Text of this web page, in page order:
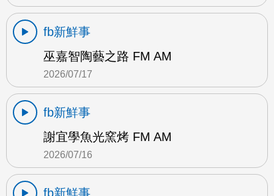
fb新鮮事
巫嘉智陶藝之路 FM AM
2026/07/17
fb新鮮事
謝宜學魚光窯烤 FM AM
2026/07/16
fb新鮮事